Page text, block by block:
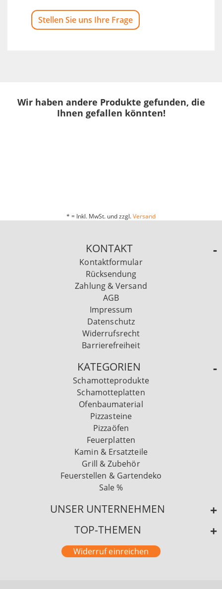
Stellen Sie uns Ihre Frage
Wir haben andere Produkte gefunden, die
Ihnen gefallen könnten!
* = Inkl. MwSt. und zzgl.Versand
KONTAKT
Kontaktformular
Rücksendung
Zahlung & Versand
AGB
Impressum
Datenschutz
Widerrufsrecht
Barrierefreiheit
KATEGORIEN
Schamotteprodukte
Schamotteplatten
Ofenbaumaterial
Pizzasteine
Pizzaöfen
Feuerplatten
Kamin & Ersatzteile
Grill & Zubehör
Feuerstellen & Gartendeko
Sale %
UNSER UNTERNEHMEN
TOP-THEMEN
Widerruf einreichen